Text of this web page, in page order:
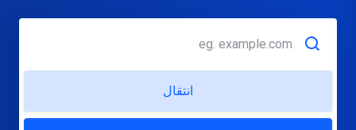
انتقال